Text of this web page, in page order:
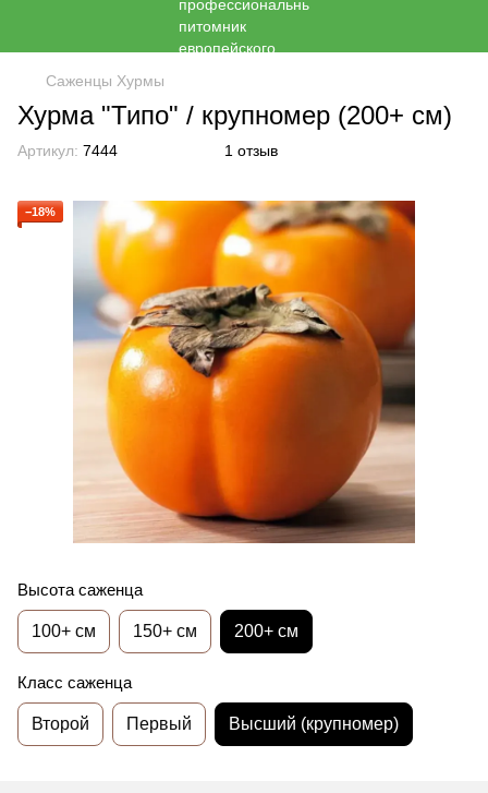
Саженцы Хурмы
Хурма "Типо" / крупномер (200+ см)
Артикул: 7444 1 отзыв
−18%
Высота саженца
100+ см 150+ см 200+ см
Класс саженца
Второй Первый Высший (крупномер)